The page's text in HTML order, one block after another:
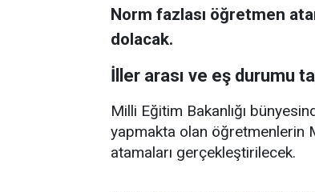
Norm fazlası öğretmen
dolacak.
İller arası ve eş durumu
Milli Eğitim Bakanlığı
yapmakta olan öğretmenlerin
atamaları gerçekleştirilecek.